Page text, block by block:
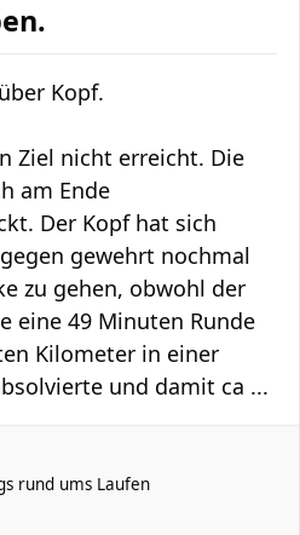
Kopf.
Ziel nicht erreicht. Die
am Ende
Der Kopf hat sich
gewehrt nochmal
zu gehen, obwohl der
eine 49 Minuten Runde
Kilometer in einer
und damit ca ...
rund ums Laufen